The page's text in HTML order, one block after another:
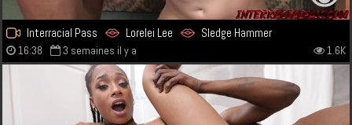
Interracial Pass Lorelei Lee Sledge Hammer
16:38 3 semaines il y a 1.6K